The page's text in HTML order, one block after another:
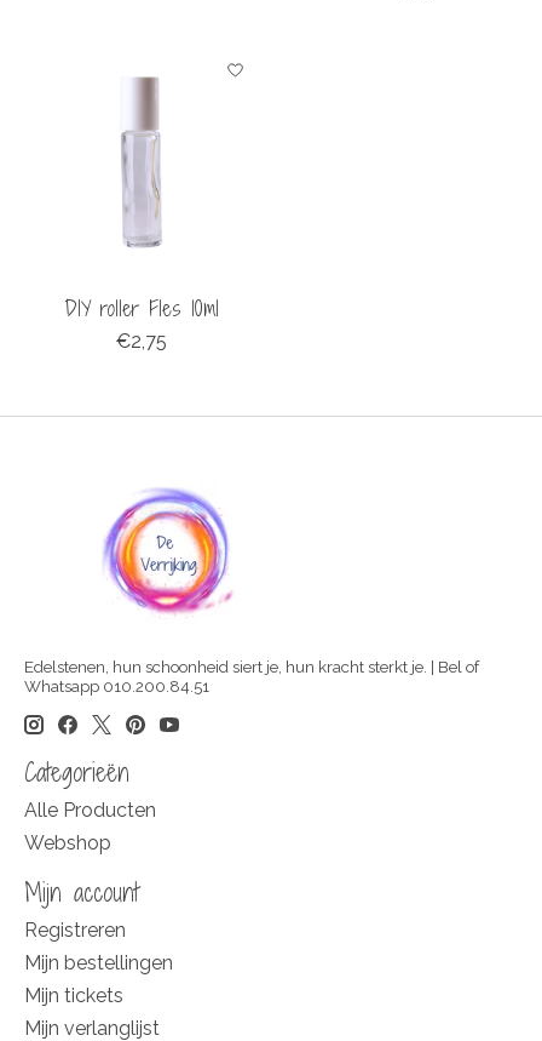
DIY roller Fles 10ml
€2,75
Edelstenen, hun schoonheid siert je, hun kracht sterkt je. | Bel of
Whatsapp 010.200.84.51
Categorieën
Alle Producten
Webshop
Mijn account
Registreren
Mijn bestellingen
Mijn tickets
Mijn verlanglijst